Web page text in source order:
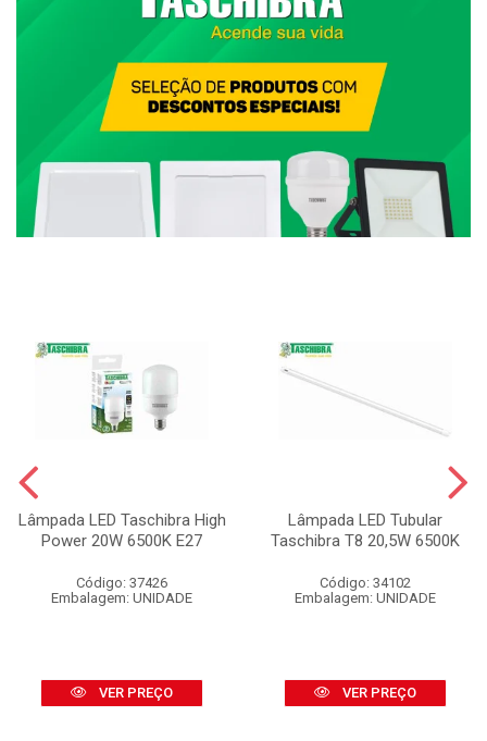
Lâmpada LED Taschibra High
Power 20W 6500K E27
Código: 37426
Embalagem: UNIDADE
VER PREÇO
Lâmpada LED Tubular
Taschibra T8 20,5W 6500K
Código: 34102
Embalagem: UNIDADE
VER PREÇO